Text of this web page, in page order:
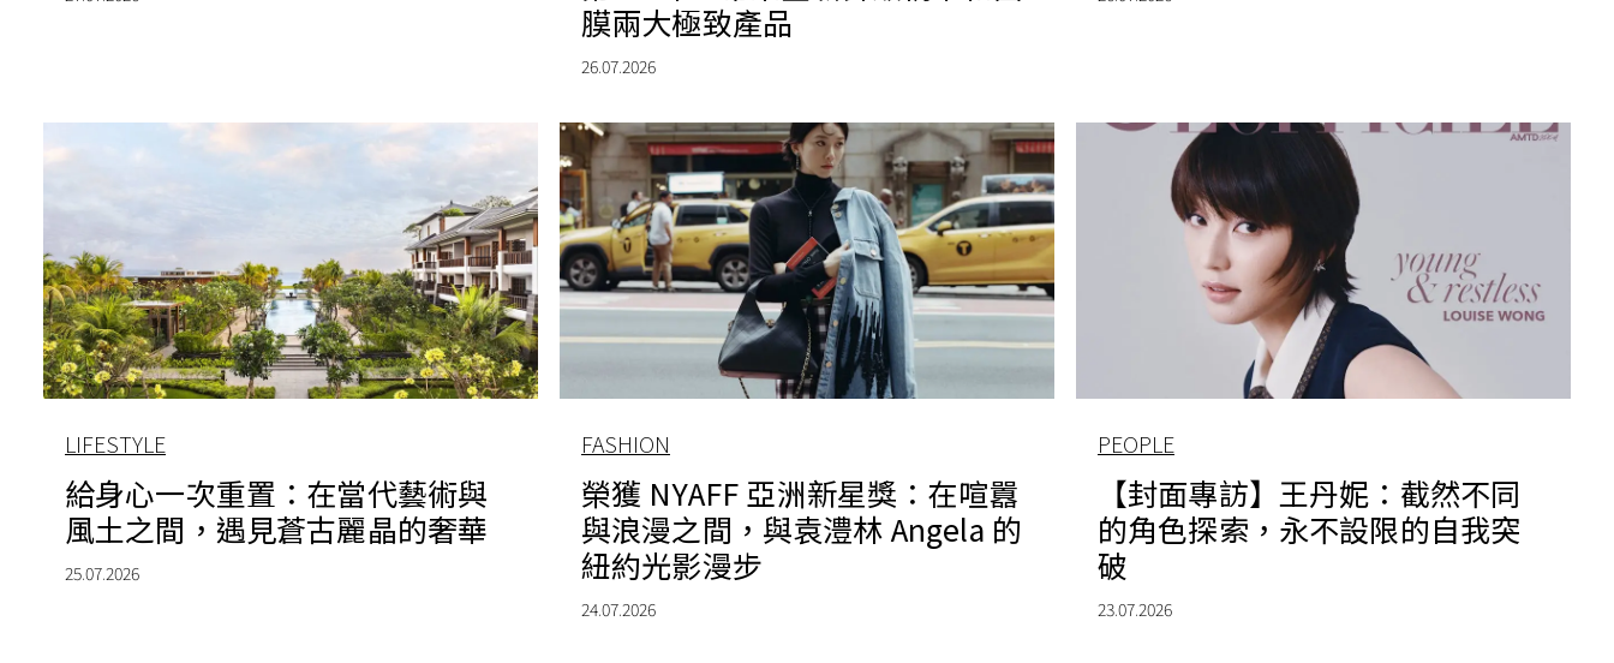
膜兩大極致產品
26.07.2026
LIFESTYLE
給身心一次重置：在當代藝術與
風土之間，遇見蒼古麗晶的奢華
25.07.2026
FASHION
榮獲 NYAFF 亞洲新星獎：在喧囂
與浪漫之間，與袁澧林 Angela 的
紐約光影漫步
24.07.2026
PEOPLE
【封面專訪】王丹妮：截然不同
的角色探索，永不設限的自我突
破
23.07.2026